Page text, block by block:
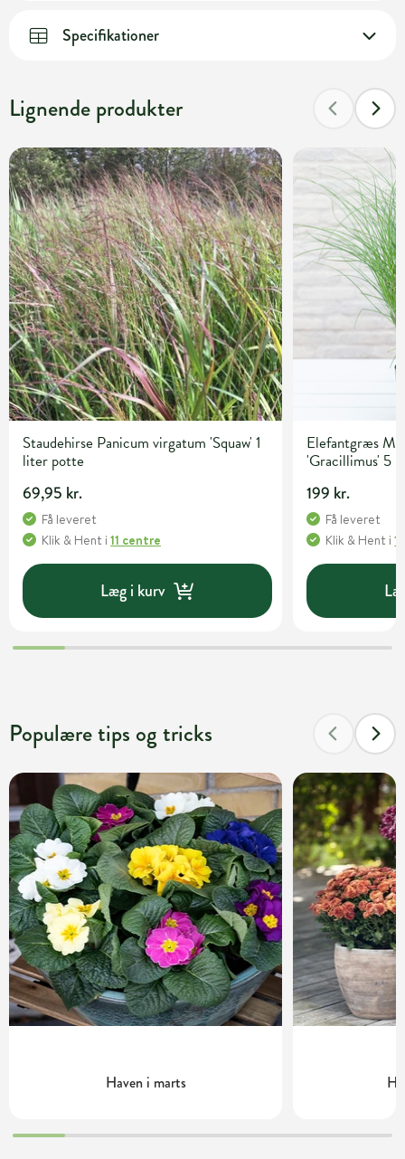
Specifikationer
Lignende produkter
Staudehirse Panicum virgatum 'Squaw' 1
liter potte
69,95 kr.
Få leveret
Klik & Hent i 11 centre
Læg i kurv
Elefantgræs
'Gracillimus' 5
199 kr.
Få leveret
Klik & Hent i
Populære tips og tricks
Haven i marts